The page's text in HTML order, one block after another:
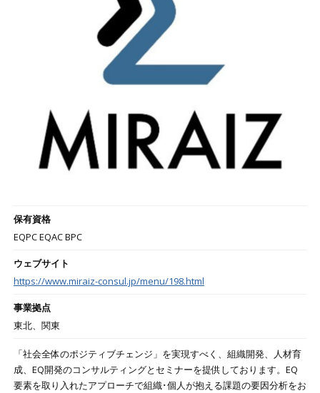
保有資格
EQPC EQAC BPC
ウェブサイト
https://www.miraiz-consul.jp/menu/198.html
事業拠点
東北、関東
「社会全体のポジティブチェンジ」を実現すべく、組織開発、人材育
成、EQ開発のコンサルティングとセミナーを提供しております。EQ
要素を取り入れたアプローチで組織･個人が抱える課題の要因分析をお